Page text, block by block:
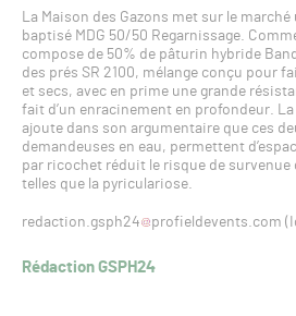
La Maison des Gazons met sur le
baptisé MDG 50/50 Regarnissage.
compose de 50% de pâturin hybride
des prés SR 2100, mélange conçu pour
et secs, avec en prime une grande
fait d’un enracinement en profondeur. La
ajoute dans son argumentaire que ces
demandeuses en eau, permettent
par ricochet réduit le risque de survenue
telles que la pyriculariose.
redaction.gsph24 profieldevents.com
Rédaction GSPH24